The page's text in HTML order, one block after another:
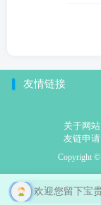
友情链接
关于网站
友链申请
Copyright ©
欢迎您留下宝